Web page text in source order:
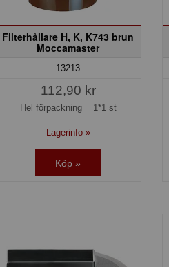
Filterhållare H, K, K743 brun
Moccamaster
13213
112,90 kr
Hel förpackning = 1*1 st
Lagerinfo »
Köp »